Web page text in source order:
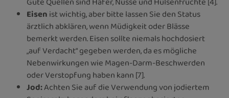
Eisenist wichtig, aber bitte lassen Sie den Status
ärztlich abklären, wenn Müdigkeit oder Blässe
bemerkt werden. Eisen sollte niemals hochdosiert
„auf Verdacht“ gegeben werden, da es mögliche
Nebenwirkungen wie Magen-Darm-Beschwerden
oder Verstopfung haben kann [7].
Jod:Achten Sie auf die Verwendung von jodiertem